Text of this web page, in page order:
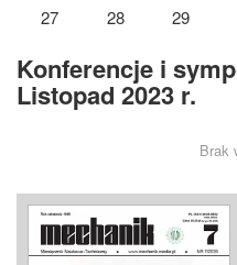
27
28 29
Konferencje i
Listopad 2023 r.
Brak